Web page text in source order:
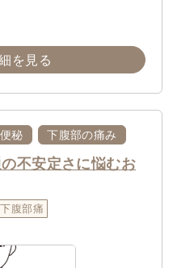
を見る
便秘 下腹部の痛み
不安定さに悩むお
下腹部痛